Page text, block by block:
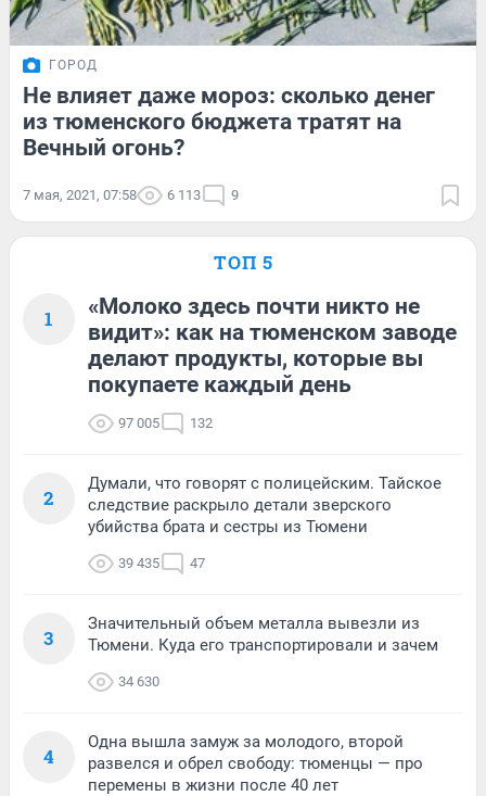
ГОРОД
Не влияет даже мороз: сколько денег
из тюменского бюджета тратят на
Вечный огонь?
7 мая, 2021, 07:58 6 113 9
ТОП 5
1
«Молоко здесь почти никто не
видит»: как на тюменском заводе
делают продукты, которые вы
покупаете каждый день
97 005 132
2
Думали, что говорят с полицейским. Тайское
следствие раскрыло детали зверского
убийства брата и сестры из Тюмени
39 435 47
3
Значительный объем металла вывезли из
Тюмени. Куда его транспортировали и зачем
34 630
4
Одна вышла замуж за молодого, второй
развелся и обрел свободу: тюменцы — про
перемены в жизни после 40 лет